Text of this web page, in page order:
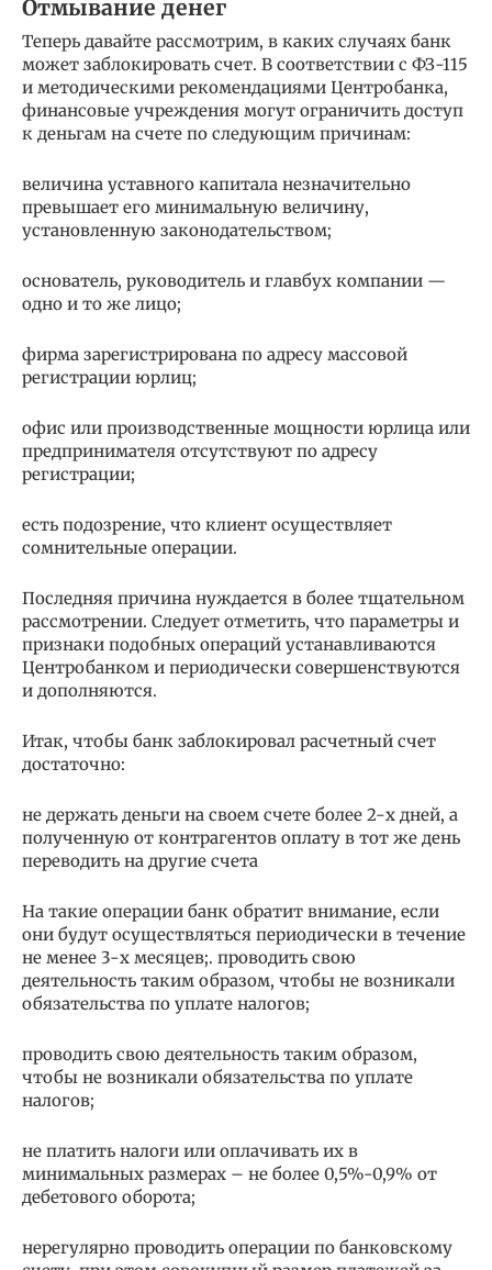
Отмывание денег
Теперь давайте рассмотрим, в каких случаях банк
может заблокировать счет. В соответствии с ФЗ-115
и методическими рекомендациями Центробанка,
финансовые учреждения могут ограничить доступ
к деньгам на счете по следующим причинам:
величина уставного капитала незначительно
превышает его минимальную величину,
установленную законодательством;
основатель, руководитель и главбух компании —
одно и то же лицо;
фирма зарегистрирована по адресу массовой
регистрации юрлиц;
офис или производственные мощности юрлица или
предпринимателя отсутствуют по адресу
регистрации;
есть подозрение, что клиент осуществляет
сомнительные операции.
Последняя причина нуждается в более тщательном
рассмотрении. Следует отметить, что параметры и
признаки подобных операций устанавливаются
Центробанком и периодически совершенствуются
и дополняются.
Итак, чтобы банк заблокировал расчетный счет
достаточно:
не держать деньги на своем счете более 2-х дней, а
полученную от контрагентов оплату в тот же день
переводить на другие счета
На такие операции банк обратит внимание, если
они будут осуществляться периодически в течение
не менее 3-х месяцев;. проводить свою
деятельность таким образом, чтобы не возникали
обязательства по уплате налогов;
проводить свою деятельность таким образом,
чтобы не возникали обязательства по уплате
налогов;
не платить налоги или оплачивать их в
минимальных размерах – не более 0,5%-0,9% от
дебетового оборота;
нерегулярно проводить операции по банковскому